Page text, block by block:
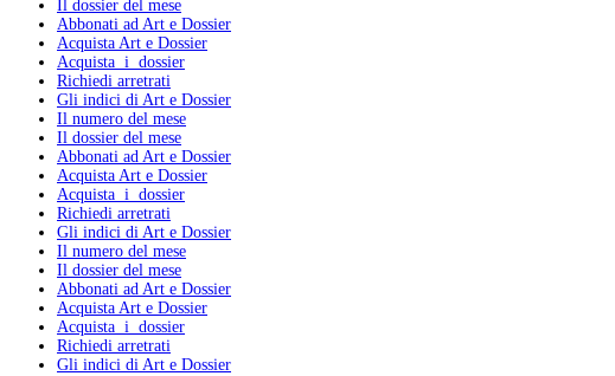
Il dossier del mese
Abbonati ad Art e Dossier
Acquista Art e Dossier
Acquista i dossier
Richiedi arretrati
Gli indici di Art e Dossier
Il numero del mese
Il dossier del mese
Abbonati ad Art e Dossier
Acquista Art e Dossier
Acquista i dossier
Richiedi arretrati
Gli indici di Art e Dossier
Il numero del mese
Il dossier del mese
Abbonati ad Art e Dossier
Acquista Art e Dossier
Acquista i dossier
Richiedi arretrati
Gli indici di Art e Dossier